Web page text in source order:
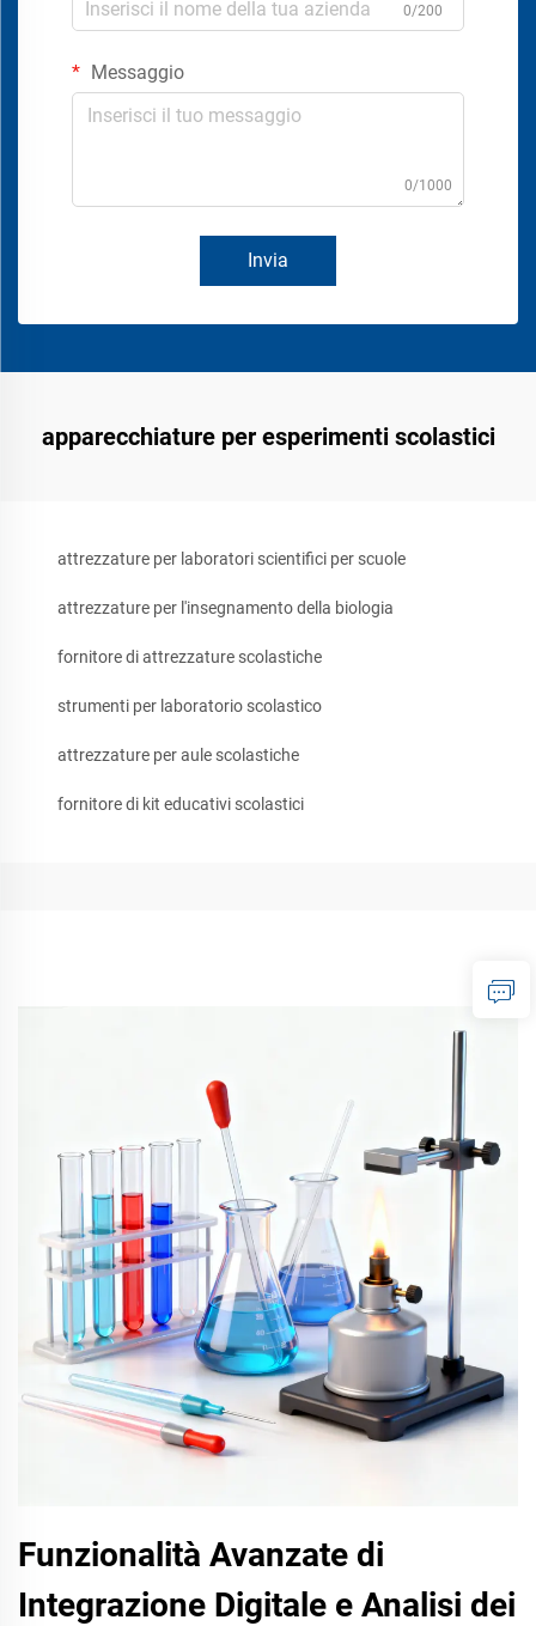
0/200
Messaggio
0/1000
Invia
apparecchiature per esperimenti scolastici
attrezzature per laboratori scientifici per scuole
attrezzature per l'insegnamento della biologia
fornitore di attrezzature scolastiche
strumenti per laboratorio scolastico
attrezzature per aule scolastiche
fornitore di kit educativi scolastici
Funzionalità Avanzate di
Integrazione Digitale e Analisi dei